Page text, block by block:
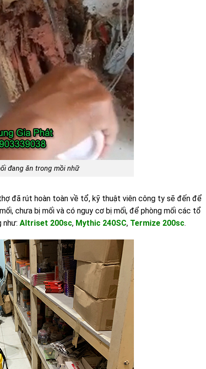
đang ăn trong mồi nhữ
đã rút hoàn toàn về tổ, kỹ thuật viên công ty sẽ đến để
chưa bị mối và có nguy cơ bị mối, để phòng mối các tổ
như: Altriset 200sc, Mythic 240SC, Termize 200sc.